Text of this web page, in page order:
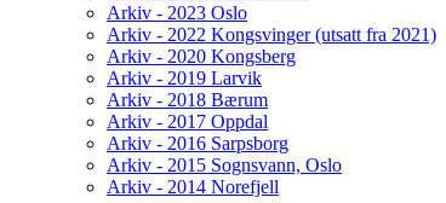
Arkiv - 2023 Oslo
Arkiv - 2022 Kongsvinger (utsatt fra 2021)
Arkiv - 2020 Kongsberg
Arkiv - 2019 Larvik
Arkiv - 2018 Bærum
Arkiv - 2017 Oppdal
Arkiv - 2016 Sarpsborg
Arkiv - 2015 Sognsvann, Oslo
Arkiv - 2014 Norefjell